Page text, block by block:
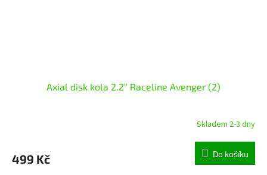
Axial disk kola 2.2" Raceline Avenger (2)
Skladem 2-3 dny
499 Kč Do košíku